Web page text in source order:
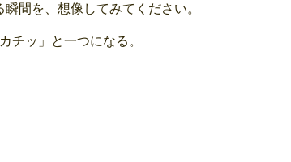
間を、想像してみてください。
チッ」と一つになる。